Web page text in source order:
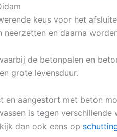
keus voor het
en daarna
de betonpalen en
grote levensduur.
en aangestort met beton
is tegen
dan ook eens op